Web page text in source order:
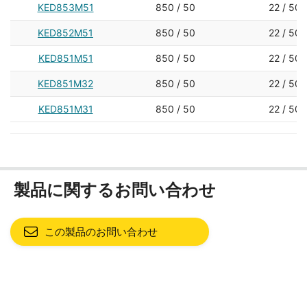
KED853M51 850 / 50 22 / 50
KED852M51 850 / 50 22 / 50
KED851M51 850 / 50 22 / 50
KED851M32 850 / 50 22 / 50
KED851M31 850 / 50 22 / 50
製品に関するお問い合わせ
この製品のお問い合わせ